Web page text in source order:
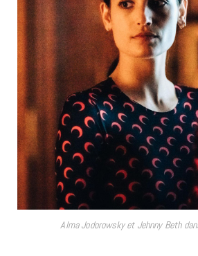
Alma Jodorowsky et Jehnny Beth